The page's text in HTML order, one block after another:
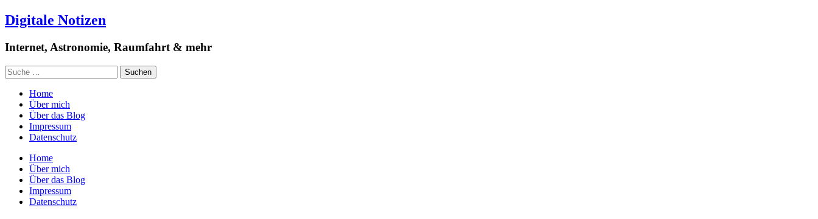
Digitale Notizen
Internet, Astronomie, Raumfahrt & mehr
Home
Über mich
Über das Blog
Impressum
Datenschutz
Home
Über mich
Über das Blog
Impressum
Datenschutz